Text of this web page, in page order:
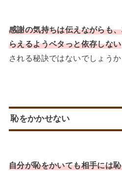
感謝の気持ちは伝えながらも
らえるようベタっと依存しない
される秘訣ではないでしょうか
恥をかかせない
自分が恥をかいても相手には